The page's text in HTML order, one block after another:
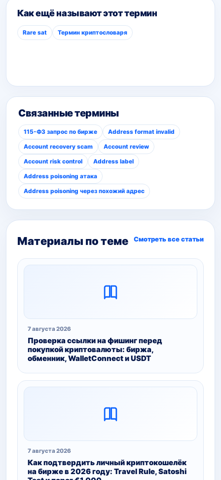
Как ещё называют этот термин
Rare sat Термин криптословаря
Связанные термины
115-ФЗ запрос по бирже Address format invalid
Account recovery scam Account review
Account risk control Address label
Address poisoning атака
Address poisoning через похожий адрес
Материалы по теме Смотреть все статьи
7 августа 2026
Проверка ссылки на фишинг перед
покупкой криптовалюты: биржа,
обменник, WalletConnect и USDT
7 августа 2026
Как подтвердить личный криптокошелёк
на бирже в 2026 году: Travel Rule, Satoshi